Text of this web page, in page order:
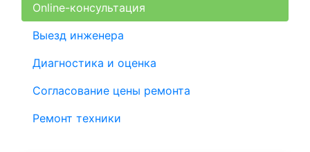
Online-консультация
Выезд инженера
Диагностика и оценка
Согласование цены ремонта
Ремонт техники